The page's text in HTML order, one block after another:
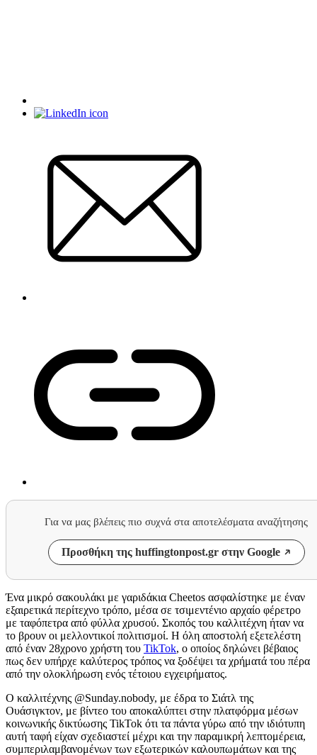
Για να μας βλέπεις πιο συχνά στα αποτελέσματα αναζήτησης
Προσθήκη της huffingtonpost.gr στην Google
Ένα μικρό σακουλάκι με γαριδάκια Cheetos ασφαλίστηκε με έναν
εξαιρετικά περίτεχνο τρόπο, μέσα σε τσιμεντένιο αρχαίο φέρετρο
με ταφόπετρα από φύλλα χρυσού. Σκοπός του καλλιτέχνη ήταν να
το βρουν οι μελλοντικοί πολιτισμοί. Η όλη αποστολή εξετελέστη
από έναν 28χρονο χρήστη του TikTok, ο οποίος δηλώνει βέβαιος
πως δεν υπήρχε καλύτερος τρόπος να ξοδέψει τα χρήματά του πέρα
από την ολοκλήρωση ενός τέτοιου εγχειρήματος.
Ο καλλιτέχνης @Sunday.nobody, με έδρα το Σιάτλ της
Ουάσιγκτον, με βίντεο του αποκαλύπτει στην πλατφόρμα μέσων
κοινωνικής δικτύωσης TikTok ότι τα πάντα γύρω από την ιδιότυπη
αυτή ταφή είχαν σχεδιαστεί μέχρι και την παραμικρή λεπτομέρεια,
συμπεριλαμβανομένων των εξωτερικών καλουπωμάτων και της